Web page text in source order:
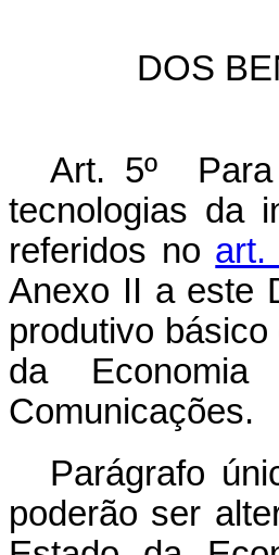
DOS
Art. 5º Para
tecnologias da
referidos no art.
Anexo II a este
produtivo
da
Comunicações.
Parágrafo
poderão ser